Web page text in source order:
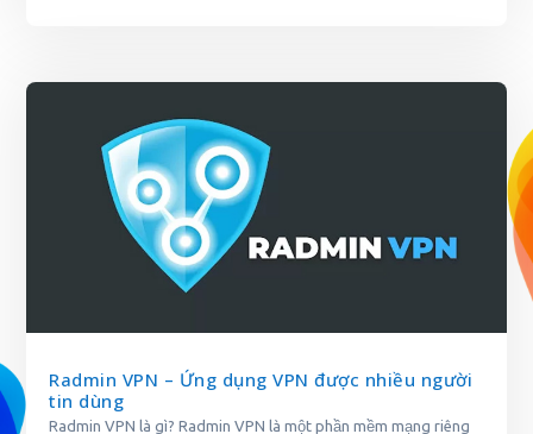
Radmin VPN – Ứng dụng VPN được nhiều người
tin dùng
Radmin VPN là gì? Radmin VPN là một phần mềm mạng riêng